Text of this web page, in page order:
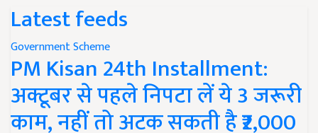
Latest feeds
Government Scheme
PM Kisan 24th Installment:
अक्टूबर से पहले निपटा लें ये 3 जरूरी
काम, नहीं तो अटक सकती है ₹2,000